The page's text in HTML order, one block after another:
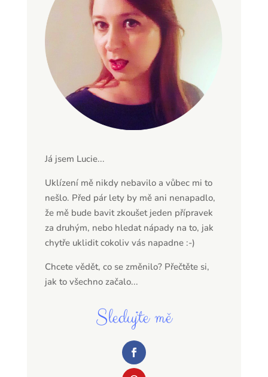
Já jsem Lucie...
Uklízení mě nikdy nebavilo a vůbec mi to
nešlo. Před pár lety by mě ani nenapadlo,
že mě bude bavit zkoušet jeden přípravek
za druhým, nebo hledat nápady na to, jak
chytře uklidit cokoliv vás napadne :-)
Chcete vědět, co se změnilo? Přečtěte si,
jak to všechno začalo...
Sledujte mě